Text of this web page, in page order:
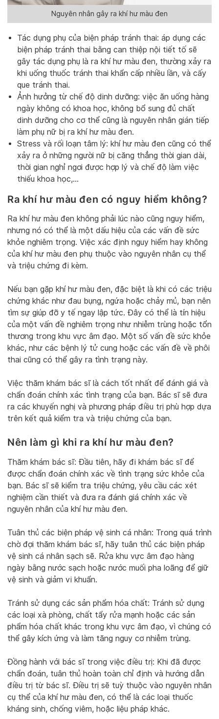
Nguyên nhân gây ra khí hư màu đen
Tác dụng phụ của biện pháp tránh thai: áp dụng các
biện pháp tránh thai bằng can thiệp nội tiết tố sẽ
gây tác dụng phụ là ra khí hư màu đen, thường xảy ra
khi uống thuốc tránh thai khẩn cấp nhiều lần, và cấy
que tránh thai.
Ảnh hưởng từ chế độ dinh dưỡng: việc ăn uống hàng
ngày không có khoa học, không bổ sung đủ chất
dinh dưỡng cho cơ thể cũng là nguyên nhân gián tiếp
làm phụ nữ bị ra khí hư màu đen.
Stress và rối loạn tâm lý: khí hư màu đen cũng có thể
xảy ra ở những người nữ bị căng thẳng thời gian dài,
thời gian nghỉ ngơi được hợp lý và chế độ làm việc
thiếu khoa học,…
Ra khí hư màu đen có nguy hiểm không?
Ra khí hư màu đen không phải lúc nào cũng nguy hiểm,
nhưng nó có thể là một dấu hiệu của các vấn đề sức
khỏe nghiêm trọng. Việc xác định nguy hiểm hay không
của khí hư màu đen phụ thuộc vào nguyên nhân cụ thể
và triệu chứng đi kèm.
Nếu bạn gặp khí hư màu đen, đặc biệt là khi có các triệu
chứng khác như đau bụng, ngứa hoặc chảy mủ, bạn nên
tìm sự giúp đỡ y tế ngay lập tức. Đây có thể là tín hiệu
của một vấn đề nghiêm trọng như nhiễm trùng hoặc tổn
thương trong khu vực âm đạo. Một số vấn đề sức khỏe
khác, như các bệnh lý tử cung hoặc các vấn đề về phôi
thai cũng có thể gây ra tình trạng này.
Việc thăm khám bác sĩ là cách tốt nhất để đánh giá và
chẩn đoán chính xác tình trạng của bạn. Bác sĩ sẽ đưa
ra các khuyến nghị và phương pháp điều trị phù hợp dựa
trên kết quả kiểm tra và triệu chứng của bạn.
Nên làm gì khi ra khí hư màu đen?
Thăm khám bác sĩ: Đầu tiên, hãy đi khám bác sĩ để
được chẩn đoán chính xác về tình trạng sức khỏe của
bạn. Bác sĩ sẽ kiểm tra triệu chứng, yêu cầu các xét
nghiệm cần thiết và đưa ra đánh giá chính xác về
nguyên nhân của khí hư màu đen.
Tuân thủ các biện pháp vệ sinh cá nhân: Trong quá trình
chờ đợi thăm khám bác sĩ, hãy tuân thủ các biện pháp
vệ sinh cá nhân sạch sẽ. Rửa khu vực âm đạo hàng
ngày bằng nước sạch hoặc nước muối pha loãng để giữ
vệ sinh và giảm vi khuẩn.
Tránh sử dụng các sản phẩm hóa chất: Tránh sử dụng
các loại xà phòng, chất tẩy rửa mạnh hoặc các sản
phẩm hóa chất khác trong khu vực âm đạo, vì chúng có
thể gây kích ứng và làm tăng nguy cơ nhiễm trùng.
Đồng hành với bác sĩ trong việc điều trị: Khi đã được
chẩn đoán, tuân thủ hoàn toàn chỉ định và hướng dẫn
điều trị từ bác sĩ. Điều trị sẽ tuỳ thuộc vào nguyên nhân
cụ thể của khí hư màu đen, có thể là các loại thuốc
kháng sinh, chống viêm, hoặc liệu pháp khác.